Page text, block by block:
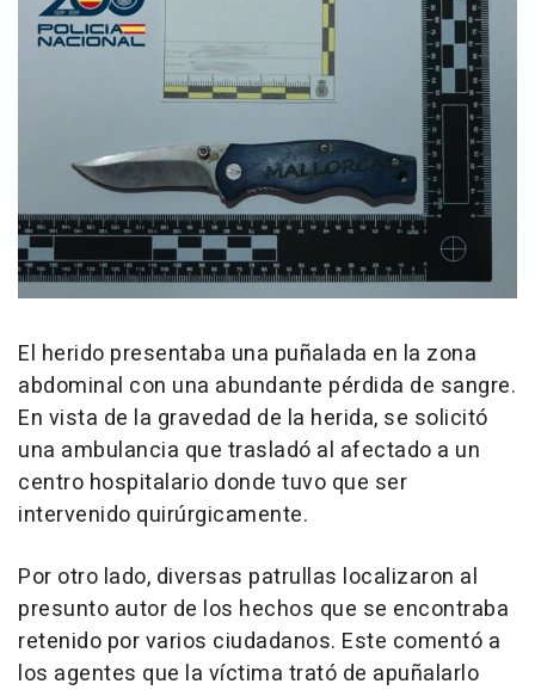
El herido presentaba una puñalada en la zona
abdominal con una abundante pérdida de sangre.
En vista de la gravedad de la herida, se solicitó
una ambulancia que trasladó al afectado a un
centro hospitalario donde tuvo que ser
intervenido quirúrgicamente.
Por otro lado, diversas patrullas localizaron al
presunto autor de los hechos que se encontraba
retenido por varios ciudadanos. Este comentó a
los agentes que la víctima trató de apuñalarlo